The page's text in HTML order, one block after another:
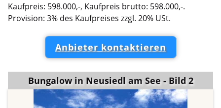
Kaufpreis: 598.000,-, Kaufpreis brutto: 598.000,-.
Provision: 3% des Kaufpreises zzgl. 20% USt.
Anbieter kontaktieren
Bungalow in Neusiedl am See - Bild 2